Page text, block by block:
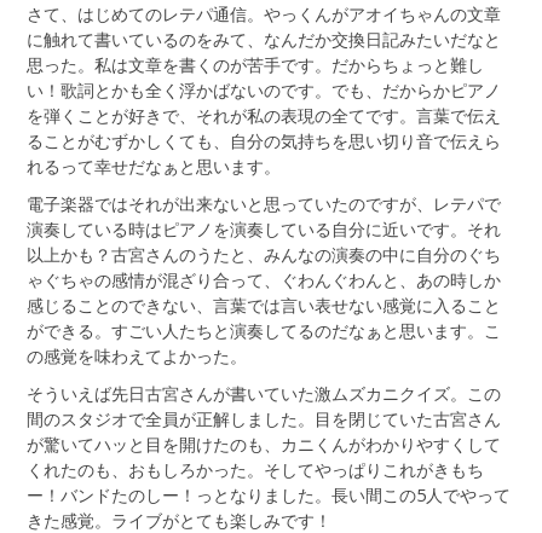
さて、はじめてのレテパ通信。やっくんがアオイちゃんの文章
に触れて書いているのをみて、なんだか交換日記みたいだなと
思った。私は文章を書くのが苦手です。だからちょっと難し
い！歌詞とかも全く浮かばないのです。でも、だからかピアノ
を弾くことが好きで、それが私の表現の全てです。言葉で伝え
ることがむずかしくても、自分の気持ちを思い切り音で伝えら
れるって幸せだなぁと思います。
電子楽器ではそれが出来ないと思っていたのですが、レテパで
演奏している時はピアノを演奏している自分に近いです。それ
以上かも？古宮さんのうたと、みんなの演奏の中に自分のぐち
ゃぐちゃの感情が混ざり合って、ぐわんぐわんと、あの時しか
感じることのできない、言葉では言い表せない感覚に入ること
ができる。すごい人たちと演奏してるのだなぁと思います。こ
の感覚を味わえてよかった。
そういえば先日古宮さんが書いていた激ムズカニクイズ。この
間のスタジオで全員が正解しました。目を閉じていた古宮さん
が驚いてハッと目を開けたのも、カニくんがわかりやすくして
くれたのも、おもしろかった。そしてやっぱりこれがきもち
ー！バンドたのしー！っとなりました。長い間この5人でやって
きた感覚。ライブがとても楽しみです！